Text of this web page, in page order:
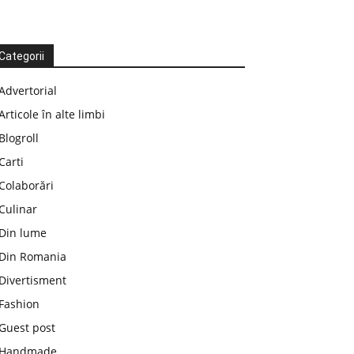
în alte limbi
Blogroll
Din lume
Din Romania
Divertisment
Fashion
post